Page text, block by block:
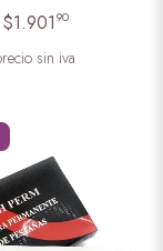
$1.901 90
sin iva